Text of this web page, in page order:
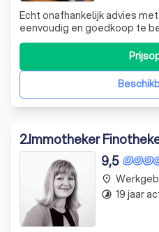
Echt onafhankelijk advies
eenvoudig en goedkoop te
vrijblijvend gesprek lichten
tot dat hoger rendement
2.Immotheker
9,5
place
timelapse 19 jaar